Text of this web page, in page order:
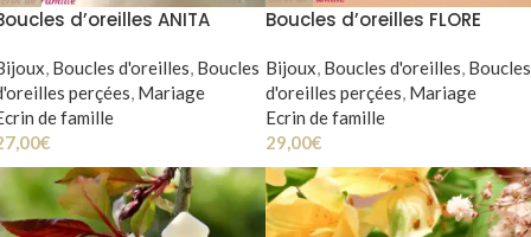
d’oreilles ANITA
, Boucles d'oreilles, Boucles
perçées, Mariage
de famille
€
Boucles d’oreilles FLORE
Bijoux, Boucles d'oreilles, Boucles
d'oreilles perçées, Mariage
Ecrin de famille
29,00€